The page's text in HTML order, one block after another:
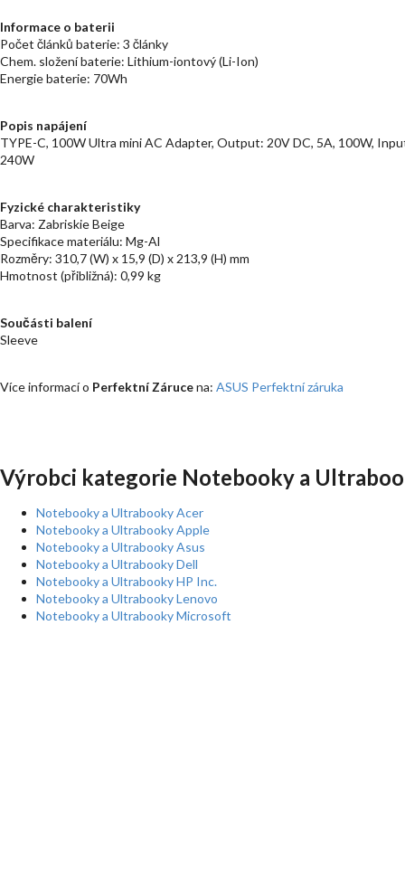
Informace o baterii
Počet článků baterie: 3 články
Chem. složení baterie: Lithium-iontový (Li-Ion)
Energie baterie: 70Wh
Popis napájení
TYPE-C, 100W Ultra mini AC Adapter, Output: 20V DC, 5A, 100W,
240W
Fyzické charakteristiky
Barva: Zabriskie Beige
Specifikace materiálu: Mg-Al
Rozměry: 310,7 (W) x 15,9 (D) x 213,9 (H) mm
Hmotnost (přibližná): 0,99 kg
Součásti balení
Sleeve
Více informací o Perfektní Zárucena: ASUS Perfektní záruka
Výrobci kategorie Notebooky a
Notebooky a Ultrabooky Acer
Notebooky a Ultrabooky Apple
Notebooky a Ultrabooky Asus
Notebooky a Ultrabooky Dell
Notebooky a Ultrabooky HP Inc.
Notebooky a Ultrabooky Lenovo
Notebooky a Ultrabooky Microsoft